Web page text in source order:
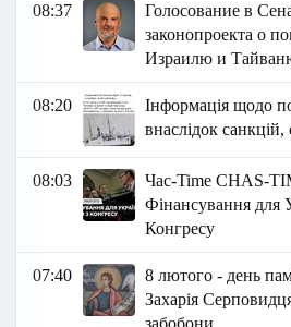
08:37
Голосование в
законопроекта о
Израилю и
08:20
Інформація щодо
внаслідок
08:03
Час-Time CHAS-
Фінансування для
Конгресу
07:40
8 лютого - день
Захарія